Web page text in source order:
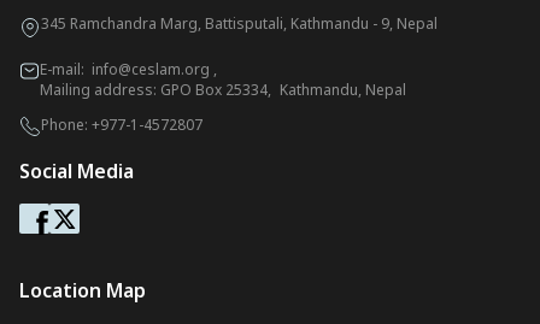
345 Ramchandra Marg, Battisputali, Kathmandu - 9, Nepal
E-mail: info@ceslam.org ,
Mailing address: GPO Box 25334, Kathmandu, Nepal
Phone: +977-1-4572807
Social Media
Location Map